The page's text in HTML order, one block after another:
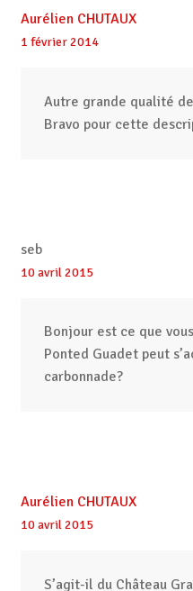
Aurélien CHUTAUX
1 février 2014
Autre grande qualité
Bravo pour cette
seb
10 avril 2015
Bonjour est ce que
Ponted Guadet peut
carbonnade?
Aurélien CHUTAUX
10 avril 2015
S’agit-il du Château